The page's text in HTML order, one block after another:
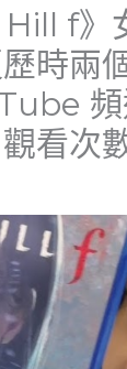
Hill f
時兩
頻
看次